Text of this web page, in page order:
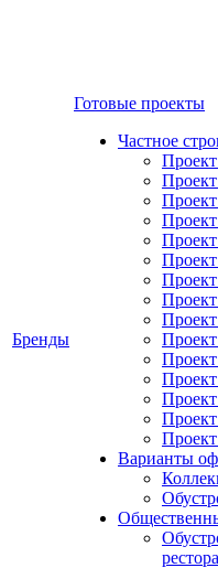
Бренды
Готовые проекты
Частное
Варианты